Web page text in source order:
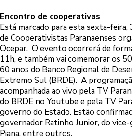
Encontro de cooperativas
Está marcado para esta sexta-
de Cooperativistas Paranaenses
Ocepar. O evento ocorrerá de
11h, e também vai comemorar os
60 anos do Banco Regional de
Extremo Sul (BRDE). A
acompanhada ao vivo pela TV
do BRDE no Youtube e pela TV
governo do Estado. Estão
governador Ratinho Junior, do
Piana, entre outros.